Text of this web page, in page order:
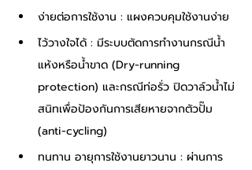
ง่ายต่อการใช้งาน : แผงควบคุมใช้งานง่าย
ไว้วางใจได้ : มีระบบตัดการทำงานกรณีน้ำ
แห้งหรือน้ำขาด (Dry-running
protection) และกรณีท่อรั่ว ปิดวาล์วน้ำไม่
สนิทเพื่อป้องกันการเสียหายจากตัวปั๊ม
(anti-cycling)
ทนทาน อายุการใช้งานยาวนาน : ผ่านการ